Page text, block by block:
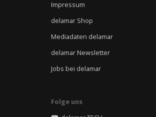
Impressum
delamar Shop
Mediadaten delamar
delamar Newsletter
Jobs bei delamar
Folge uns